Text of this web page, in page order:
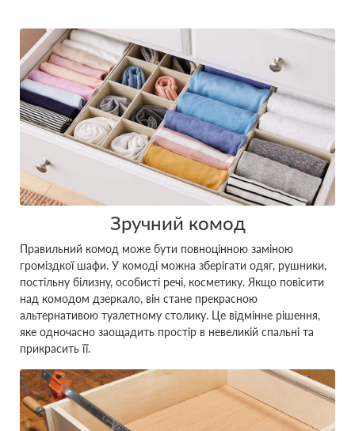
Зручний комод
Правильний комод може бути повноцінною заміною
громіздкої шафи. У комоді можна зберігати одяг, рушники,
постільну білизну, особисті речі, косметику. Якщо повісити
над комодом дзеркало, він стане прекрасною
альтернативою туалетному столику. Це відмінне рішення,
яке одночасно заощадить простір в невеликій спальні та
прикрасить її.